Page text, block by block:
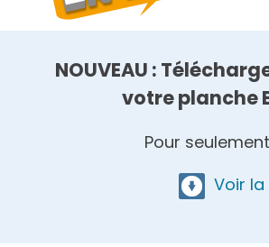
NOUVEAU :
votre planche
Pour
Voir la